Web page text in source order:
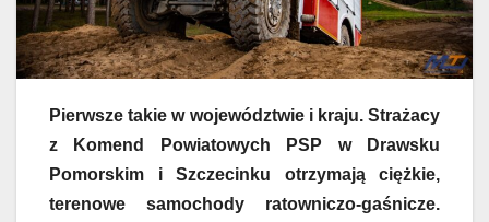
Pierwsze takie w województwie i kraju. Strażacy
z Komend Powiatowych PSP w Drawsku
Pomorskim i Szczecinku otrzymają ciężkie,
terenowe samochody ratowniczo-gaśnicze.